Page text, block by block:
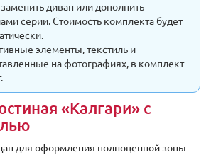
диван или дополнить
серии. Стоимость комплекта будет
элементы, текстиль и
на фотографиях, в комплект
«Калгари» с
для оформления полноценной зоны